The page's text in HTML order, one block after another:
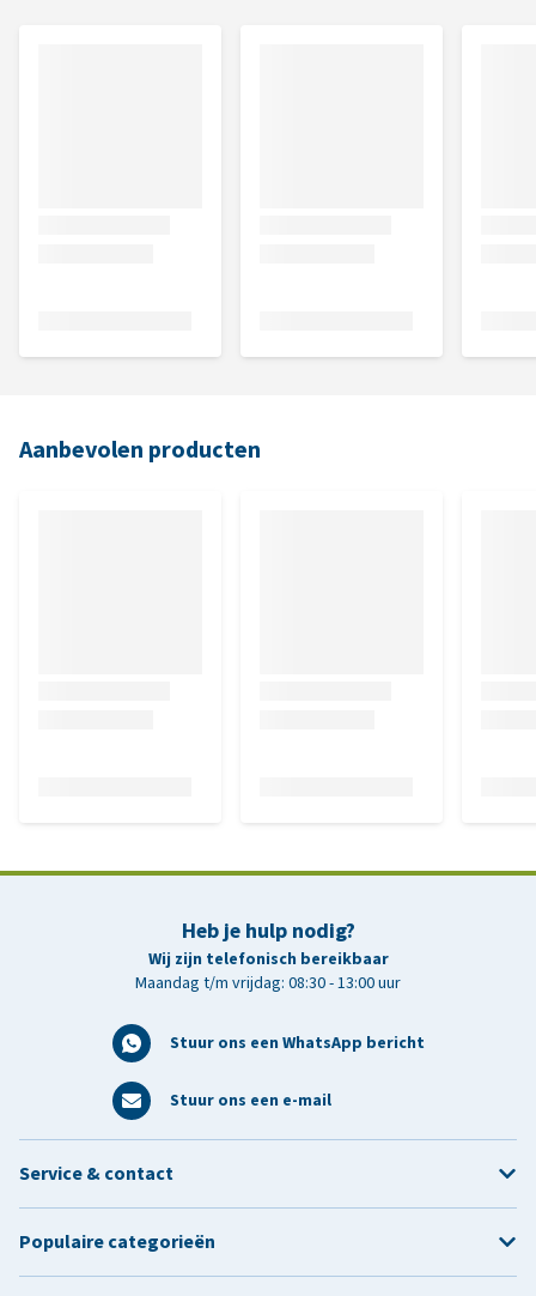
Aanbevolen producten
Heb je hulp nodig?
Wij zijn telefonisch bereikbaar
Maandag t/m vrijdag: 08:30 - 13:00 uur
Stuur ons een WhatsApp bericht
Stuur ons een e-mail
Service & contact
Populaire categorieën